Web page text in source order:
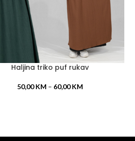
OPCIJE
Haljina triko puf rukav
50,00KM – 60,00KM